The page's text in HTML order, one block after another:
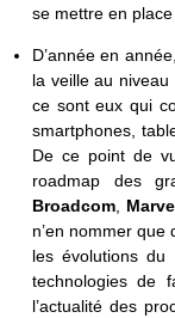
se mettre en
D’année en
la veille au
ce sont eux qui
smartphones,
De ce point de
roadmap des
Broadcom,
n’en nommer
les évolutions du
technologies de
l’actualité des